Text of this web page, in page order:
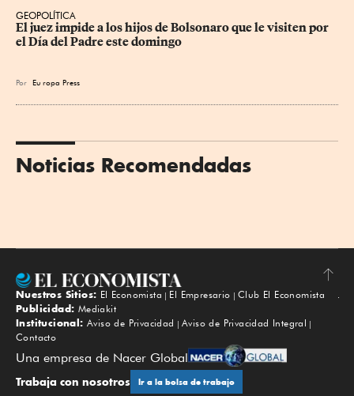
GEOPOLÍTICA
El juez impide a los hijos de Bolsonaro que le visiten por
el Día del Padre este domingo
Por Eu ropa Press
Noticias Recomendadas
Subir
Nuestros Sitios: El Economista El Empresario
Club El Economista
Publicidad: Mediakit
Institucional: Aviso de Privacidad
Aviso de Privacidad Integral
Contacto
Una empresa de Nacer Global
Trabaja con nosotros Ir a la bolsa de trabajo